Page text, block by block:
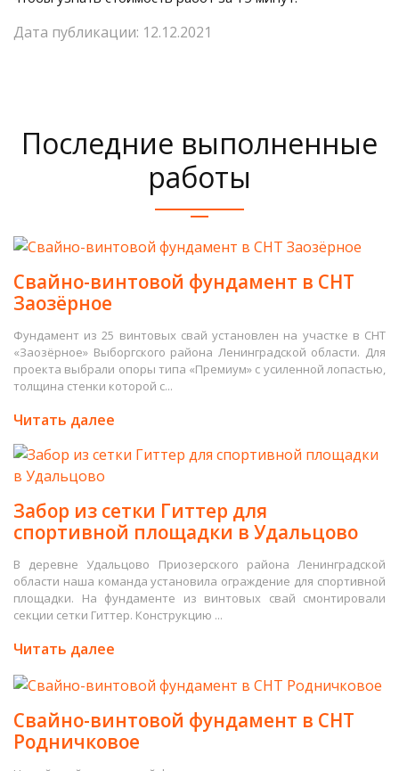
Дата публикации: 12.12.2021
Последние выполненные
работы
Свайно-винтовой фундамент в СНТ
Заозёрное
Фундамент из 25 винтовых свай установлен на участке в СНТ
«Заозёрное» Выборгского района Ленинградской области. Для
проекта выбрали опоры типа «Премиум» с усиленной лопастью,
толщина стенки которой с...
Читать далее
Забор из сетки Гиттер для
спортивной площадки в Удальцово
В деревне Удальцово Приозерского района Ленинградской
области наша команда установила ограждение для спортивной
площадки. На фундаменте из винтовых свай смонтировали
секции сетки Гиттер. Конструкцию ...
Читать далее
Свайно-винтовой фундамент в СНТ
Родничковое